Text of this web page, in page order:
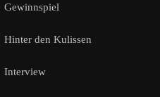
Gewinnspiel
Hinter den Kulissen
Interview